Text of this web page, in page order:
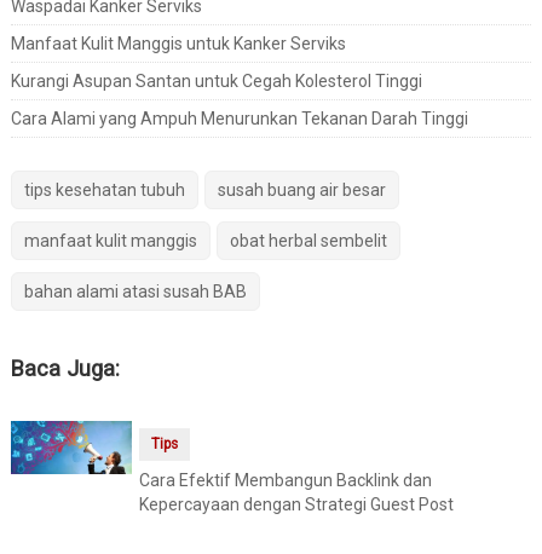
Waspadai Kanker Serviks
Manfaat Kulit Manggis untuk Kanker Serviks
Kurangi Asupan Santan untuk Cegah Kolesterol Tinggi
Cara Alami yang Ampuh Menurunkan Tekanan Darah Tinggi
tips kesehatan tubuh susah buang air besar
manfaat kulit manggis obat herbal sembelit
bahan alami atasi susah BAB
Baca Juga:
Tips
Cara Efektif Membangun Backlink dan
Kepercayaan dengan Strategi Guest Post